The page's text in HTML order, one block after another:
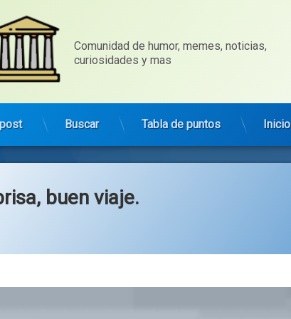
Comunidad de humor, memes, noticias,
curiosidades y mas
Buscar Tabla de puntos Inicio
buen viaje.